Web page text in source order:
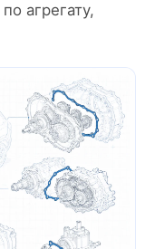
агрегату,